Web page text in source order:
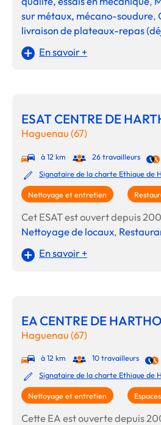
sur métaux, mécano-soudure,
livraison de plateaux-repas
En savoir +
ESAT CENTRE DE
Haguenau (67)
à 12 km 26 travailleurs
Signataire de la charte Ethique de
Nettoyage et entretien
Cet ESAT est ouvert depuis
Nettoyage de locaux,
En savoir +
EA CENTRE DE
Haguenau (67)
à 12 km 10 travailleurs
Signataire de la charte Ethique de
Nettoyage et entretien
Cette EA est ouverte depuis